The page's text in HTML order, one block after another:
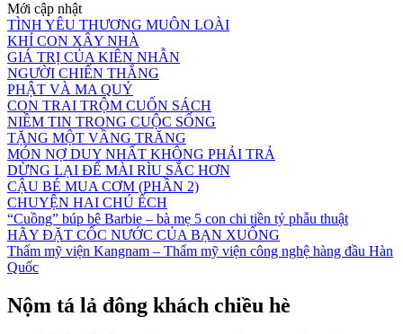
Mới cập nhật
TÌNH YÊU THƯƠNG MUÔN LOÀI
KHỈ CON XÂY NHÀ
GIÁ TRỊ CỦA KIÊN NHẪN
NGƯỜI CHIẾN THẮNG
PHẬT VÀ MA QUỶ
CON TRAI TRỘM CUỐN SÁCH
NIỀM TIN TRONG CUỘC SỐNG
TẶNG MỘT VẦNG TRĂNG
MÓN NỢ DUY NHẤT KHÔNG PHẢI TRẢ
DỪNG LẠI ĐỂ MÀI RÌU SẮC HƠN
CẬU BÉ MUA CƠM (PHẦN 2)
CHUYỆN HAI CHÚ ẾCH
“Cuồng” búp bê Barbie – bà mẹ 5 con chi tiền tỷ phẫu thuật
HÃY ĐẶT CỐC NƯỚC CỦA BẠN XUỐNG
Thẩm mỹ viện Kangnam – Thẩm mỹ viện công nghệ hàng đầu Hàn
Quốc
Nộm tá lả đông khách chiều hè